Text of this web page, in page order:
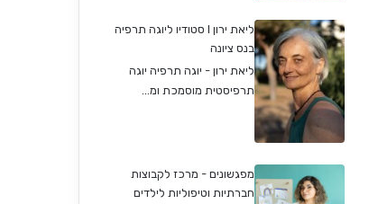
ליאת ירון I סטודיו ליוגה תרפיה
בנס ציונה
ליאת ירון - יוגה תרפיה יוגה
תרפיסטית מוסמכת ומ...
מפגשונים - מרכז לקבוצות
חברתיות וטיפוליות לילדים